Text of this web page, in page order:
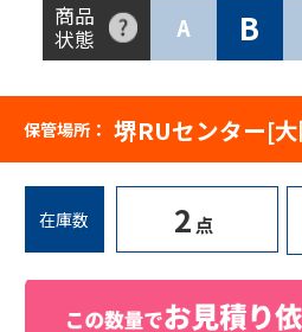
商品
状態
A B
保管場所： 堺RUセンター[
在庫数 2 点